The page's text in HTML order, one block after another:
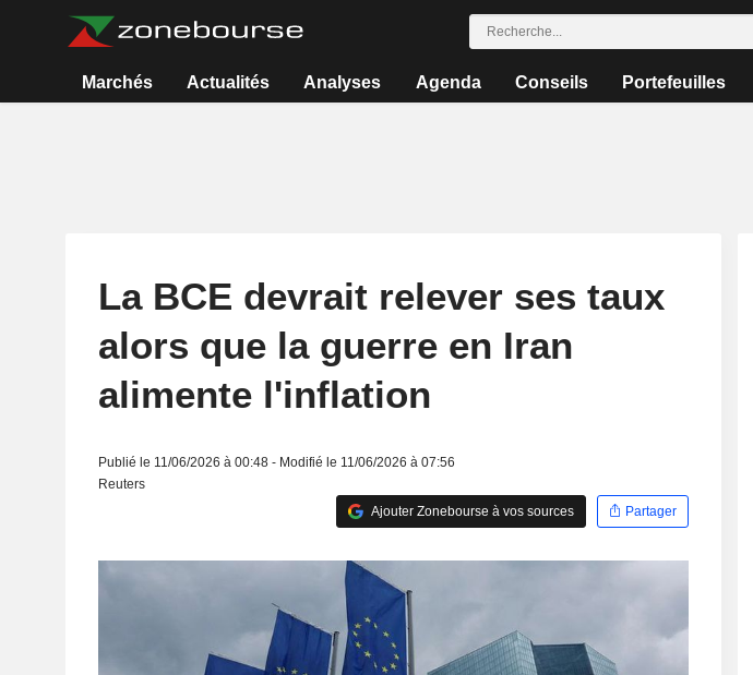
Marchés Actualités Analyses Agenda Conseils Portefeuilles
La BCE devrait relever ses taux
alors que la guerre en Iran
alimente l'inflation
Publié le 11/06/2026 à 00:48 - Modifié le 11/06/2026 à 07:56
Reuters
Ajouter Zonebourse à vos sources
Partager